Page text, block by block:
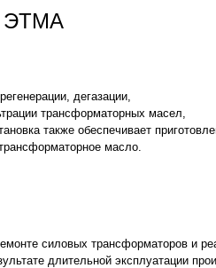
ЭТМА
дегазации,
трансформаторных масел,
также обеспечивает
масло.
силовых трансформаторов и
длительной эксплуатации